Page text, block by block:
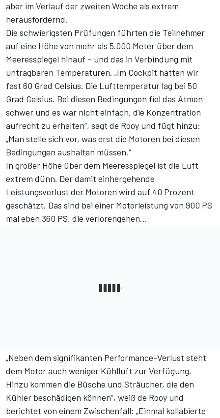
aber im Verlauf der zweiten Woche als extrem
herausfordernd.
Die schwierigsten Prüfungen führten die Teilnehmer
auf eine Höhe von mehr als 5.000 Meter über dem
Meeresspiegel hinauf – und das in Verbindung mit
untragbaren Temperaturen. „Im Cockpit hatten wir
fast 60 Grad Celsius. Die Lufttemperatur lag bei 50
Grad Celsius. Bei diesen Bedingungen fiel das Atmen
schwer und es war nicht einfach, die Konzentration
aufrecht zu erhalten“, sagt de Rooy und fügt hinzu:
„Man stelle sich vor, was erst die Motoren bei diesen
Bedingungen aushalten müssen.“
In großer Höhe über dem Meeresspiegel ist die Luft
extrem dünn. Der damit einhergehende
Leistungsverlust der Motoren wird auf 40 Prozent
geschätzt. Das sind bei einer Motorleistung von 900 PS
mal eben 360 PS, die verlorengehen...
„Neben dem signifikanten Performance-Verlust steht
dem Motor auch weniger Kühlluft zur Verfügung.
Hinzu kommen die Büsche und Sträucher, die den
Kühler beschädigen können“, weiß de Rooy und
berichtet von einem Zwischenfall: „Einmal kollabierte